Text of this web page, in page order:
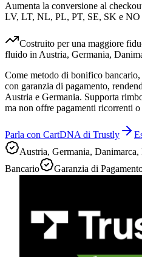
Aumenta la conversione al
LV, LT, NL, PL, PT, SE, SK e NO
Costruito per una maggiore
fluido in Austria, Germania,
Come metodo di bonifico
con garanzia di pagamento,
Austria e Germania. Supporta
ma non offre pagamenti ricorrenti
Parla con CartDNA di Trustly
Austria, Germania,
Bancario
Garanzia di